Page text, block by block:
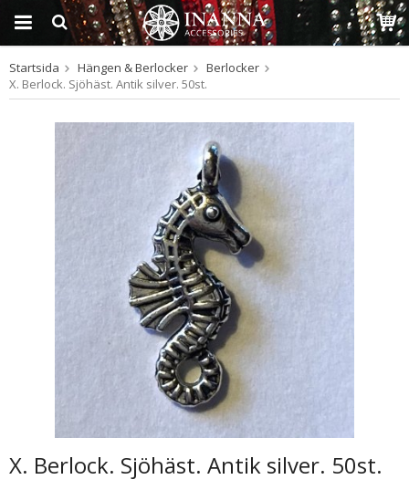
Produkten har blivit
tillagd i varukorgen
Startsida Hängen & Berlocker
Berlocker
X. Berlock. Sjöhäst. Antik silver. 50st.
X. Berlock. Sjöhäst. Antik silver. 50st.